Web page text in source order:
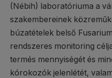
(Nébih) laboratóriuma a
szakembereinek
búzatételek belső
rendszeres monitoring
termés mennyiségét és
kórokozók jelenlétét,